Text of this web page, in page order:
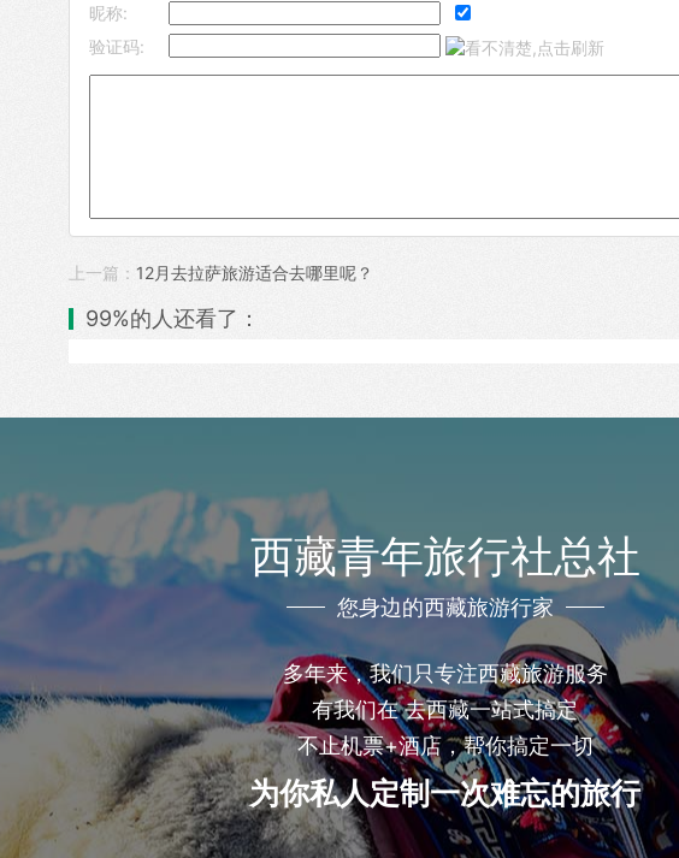
昵称:
验证码:
上一篇： 12月去拉萨旅游适合去哪里呢？
99%的人还看了：
西藏青年旅行社总社
您身边的西藏旅游行家
多年来，我们只专注西藏旅游服务
有我们在 去西藏一站式搞定
不止机票+酒店，帮你搞定一切
为你私人定制一次难忘的旅行